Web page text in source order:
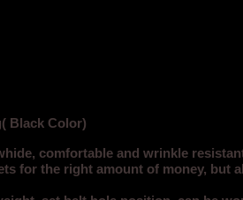
Black Color)
comfortable and wrinkle
for the right amount of money, but